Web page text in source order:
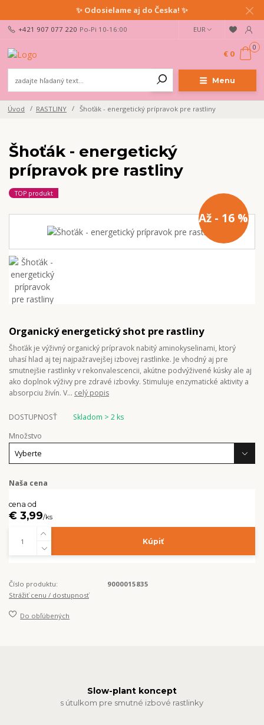
✨ Odosielame aj do Česka! ✨
Menu
EUR
+421 907 077 220 Po-Pi 10-16:00
0
€ 0
Úvod RASTLINY Šhoťák - energetický prípravok pre rastliny
Šhoťák - energetický
prípravok pre rastliny
TOP produkt
Až - 16 %
Organický energetický shot pre rastliny
Šhoťák je výživný organický prípravok nabitý aminokyselinami, ktorý
uhasí hlad aj tej najpažravejšej izbovej rastlinke. Je vhodný aj pre
smutnejšie rastlinky v rekonvalescencii, akútne podvýživené kúsky ale aj
ako doplnok výživy pre zdravé izbovky. Stimuluje enzymatické aktivity a
absorpciu živín. V... celý popis
DOSTUPNOSŤ
Skladom > 2 ks
Množstvo
Naša cena
cena od
€ 3,99/ks
Kúpiť
Číslo produktu:
9000015835
Strážiť cenu / dostupnosť
Do obľúbených
Slow-plant koncept
s útulkom pre smutné izbové rastlinky